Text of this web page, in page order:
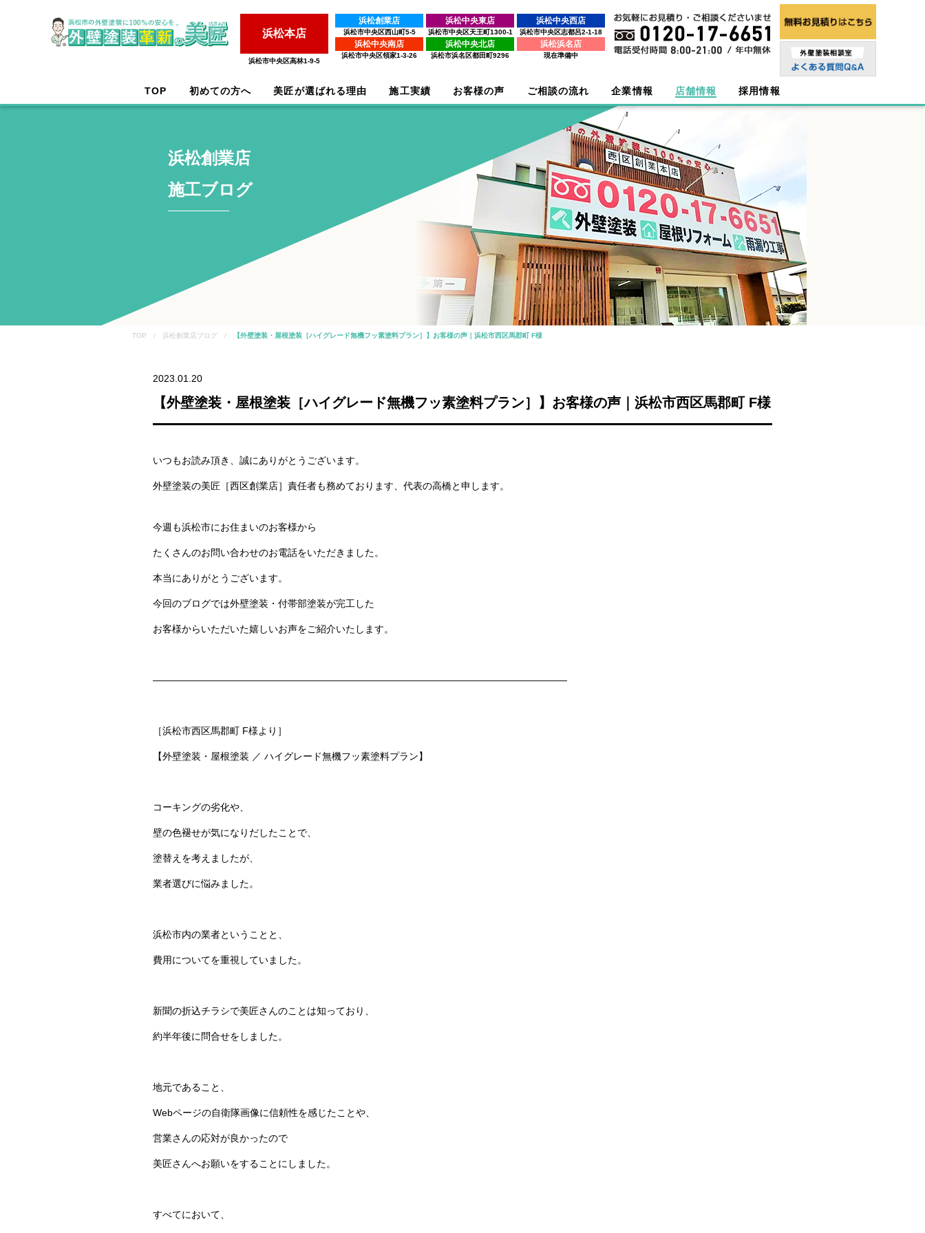
浜松本店
浜松市中央区高林1-9-5
浜松創業店
浜松市中央区西山町5-5
浜松中央東店
浜松市中央区天王町1300-1
浜松中央西店
浜松市中央区志都呂2-1-18
浜松中央南店
浜松市中央区領家1-3-26
浜松中央北店
浜松市浜名区都田町9296
浜松浜名店
現在準備中
TOP 初めての方へ 美匠が選ばれる理由 施工実績 お客様の声 ご相談の流れ 企業情報 店舗情報 採用情報
浜松創業店
施工ブログ
TOP / 浜松創業店ブログ / 【外壁塗装・屋根塗装［ハイグレード無機フッ素塗料プラン］】お客様の声｜浜松市西区馬郡町 F様
2023.01.20
【外壁塗装・屋根塗装［ハイグレード無機フッ素塗料プラン］】お客様の声｜浜松市西区馬郡町 F様
いつもお読み頂き、誠にありがとうございます。
外壁塗装の美匠［西区創業店］責任者も務めております、代表の高橋と申します。
今週も浜松市にお住まいのお客様から
たくさんのお問い合わせのお電話をいただきました。
本当にありがとうございます。
今回のブログでは外壁塗装・付帯部塗装が完工した
お客様からいただいた嬉しいお声をご紹介いたします。
———————————————————————————————————————————
［浜松市西区馬郡町 F様より］
【外壁塗装・屋根塗装 ／ ハイグレード無機フッ素塗料プラン】
コーキングの劣化や、
壁の色褪せが気になりだしたことで、
塗替えを考えましたが、
業者選びに悩みました。
浜松市内の業者ということと、
費用についてを重視していました。
新聞の折込チラシで美匠さんのことは知っており、
約半年後に問合せをしました。
地元であること、
Webページの自衛隊画像に信頼性を感じたことや、
営業さんの応対が良かったので
美匠さんへお願いをすることにしました。
すべてにおいて、